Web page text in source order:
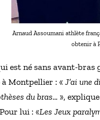
Arnaud Assoumani athlète
obtenir à
est né sans avant-
Montpellier : « J’ai une
du bras… »,
lui : «Les Jeux